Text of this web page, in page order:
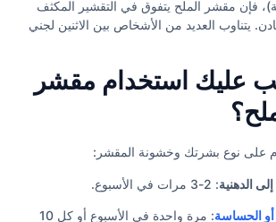
فإن مقشر الملح يتفوق في التقشير المكثف
يتناوب العديد من الأشخاص بين الاثنين لجني
عليك استخدام مقشر
على نوع بشرتك وخشونة المقشر:
الدهنية: 2-3 مرات في الأسبوع.
أو الحساسة
: مرة واحدة في الأسبوع أو كل 10